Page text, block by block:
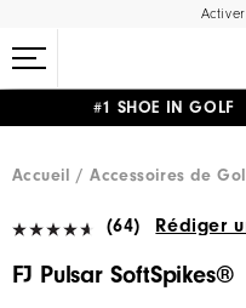
#1 SHOE IN
Accueil
Accessoires de
(64) Rédiger
FJ Pulsar SoftSpikes®